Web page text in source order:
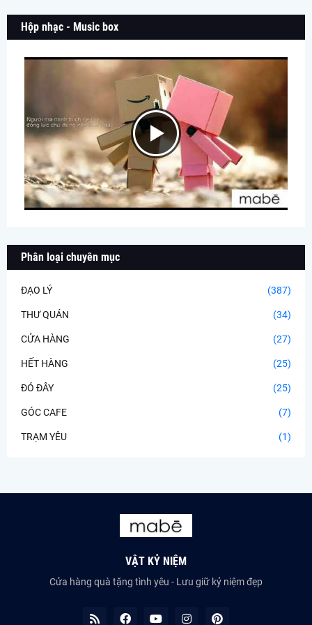
Hộp nhạc - Music box
Phân loại chuyên mục
ĐẠO LÝ (387)
THƯ QUÁN (34)
CỬA HÀNG (27)
HẾT HÀNG (25)
ĐÓ ĐÂY (25)
GÓC CAFE (7)
TRẠM YÊU (1)
VẬT KỶ NIỆM
Cửa hàng quà tặng tình yêu - Lưu giữ kỷ niệm đẹp